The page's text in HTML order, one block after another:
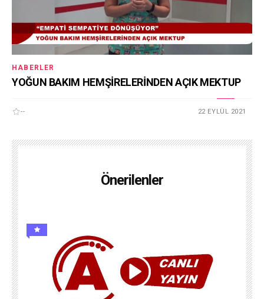
HABERLER
YOĞUN BAKIM HEMŞİRELERİNDEN AÇIK MEKTUP
-- 22 EYLÜL 2021
Önerilenler